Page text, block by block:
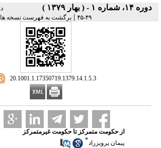
دوره ۱۴، شماره ۱ - ( بهار ۱۳۷۹ )
۴۹-۴۵
| برگشت به فهرست نسخه ها
‎ 20.1001.1.17350719.1379.14.1.5.3
از حکومت متمرکز تا حکومت غیرمتمرکز
پیمان پرویزراد*